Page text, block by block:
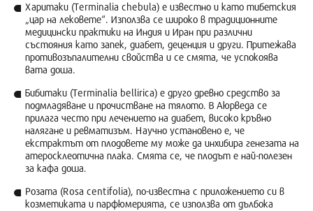
Харитаки (Terminalia chebula) е известно и като тибетския
„цар на лековете“. Използва се широко в традиционните
медицински практики на Индия и Иран при различни
състояния като запек, диабет, деценция и други. Притежава
противозъпалителни свойства и се смята, че успокоява
вата доша.
Бибитаки (Terminalia bellirica) е друго древно средство за
подмладяване и прочистване на тялото. В Аюрведа се
прилага често при лечението на диабет, високо кръвно
налягане и ревматизъм. Научно установено е, че
екстрактът от плодовете му може да инхибира генезата на
атеросклеотична плака. Смята се, че плодът е най-полезен
за кафа доша.
Розата (Rosa centifolia), по-известна с приложението си в
козметиката и парфюмерията, се използва от дълбока